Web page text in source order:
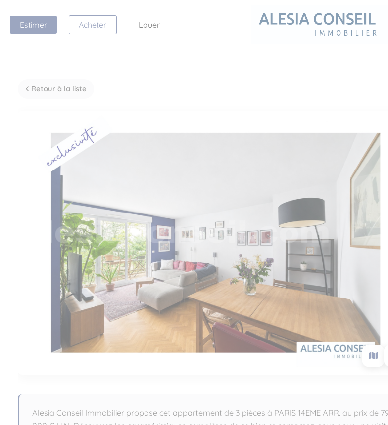
Estimer Acheter Louer
Retour à la liste
Alesia Conseil Immobilier propose cet appartement de 3 pièces à PARIS 14EME ARR. au prix de